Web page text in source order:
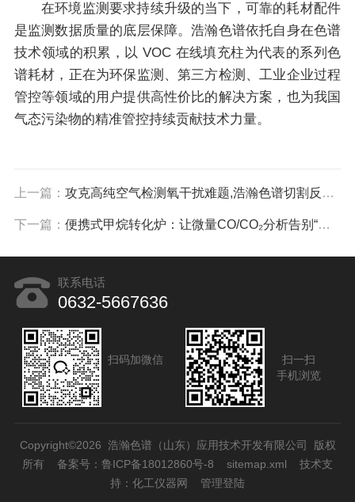
在环境监测要求持续升级的当下，可靠的耗材配件
是监测数据质量的底层保障。浩瀚色谱依托自身在色谱
技术领域的积累，以 VOC 在线填充柱为代表的系列色
谱耗材，正在为环保监测、第三方检测、工业企业过程
管控等领域的用户提供高性价比的解决方案，也为我国
气态污染物的精准管控持续贡献技术力量。
上一篇： 攻克高纯空气检测氧干扰难题,浩瀚色谱切割反吹技术打造精准质控方案
下一篇： 便携式甲烷转化炉：让微量CO/CO₂分析告别“大动干戈”
联系电话
0632-5667636
扫码加微信
扫一扫
手机浏览
Copyright©2026 浩瀚色谱（山东）应用技术开发有限公司 版权
所有 备案号：鲁ICP备18012860号-8 sitemap.xml 技术支
持： 化工仪器网 管理登陆